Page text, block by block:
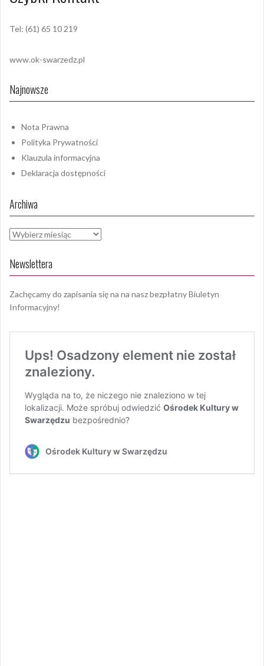
Tel: (61) 65 10 219
www.ok-swarzedz.pl
Najnowsze
Nota Prawna
Polityka Prywatności
Klauzula informacyjna
Deklaracja dostępności
Archiwa
Archiwa
Newslettera
Zachęcamy do zapisania się na na nasz bezpłatny Biuletyn
Informacyjny!